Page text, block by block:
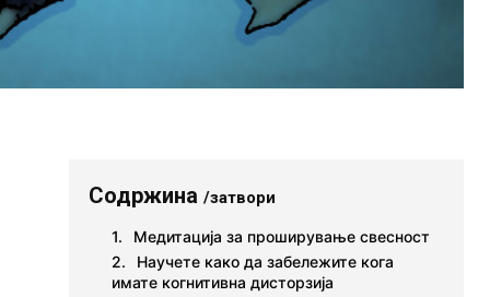
Содржина/затвори
Медитација за проширување свесност
Научете како да забележите кога
имате когнитивна дисторзија